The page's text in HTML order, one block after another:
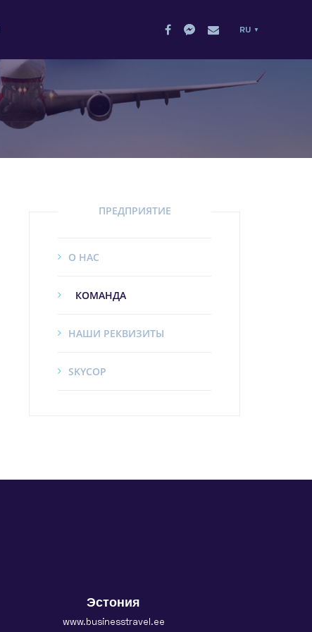
RU
ПРЕДПРИЯТИЕ
О НАС
КОМАНДА
НАШИ РЕКВИЗИТЫ
SKYCOP
Эстония
www.businesstravel.ee